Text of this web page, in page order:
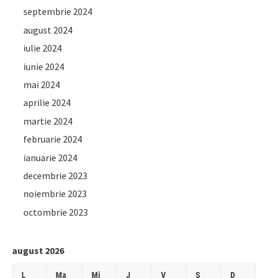
septembrie 2024
august 2024
iulie 2024
iunie 2024
mai 2024
aprilie 2024
martie 2024
februarie 2024
ianuarie 2024
decembrie 2023
noiembrie 2023
octombrie 2023
august 2026
L Ma Mi J V S D